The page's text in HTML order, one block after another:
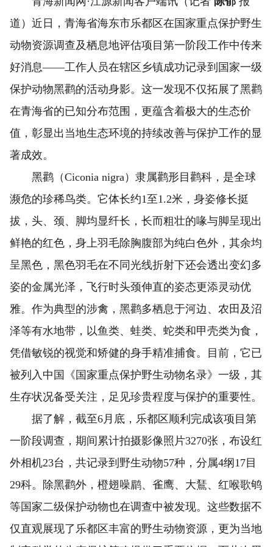
道）近日，青海省海东市乐都区在国家重点保护野生
动物资源调查及栖息地评估项目第一阶段工作中传来
好消息——工作人员在辖区乡镇成功记录到国家一级
保护动物黑鹳的活动身影。这一发现不仅拓展了黑鹳
在青海省的已知分布范围，更蕴含着极大的生态价
值，彰显出当地生态环境的持续改善与保护工作的显
著成效。
黑鹳（Ciconia nigra）隶属鹳形目鹳科，是全球
濒危的珍稀鸟类。它体长约1至1.2米，身姿修长挺
拔，头、颈、脚均显纤长，长而粗壮的喙与脚呈现出
鲜艳的红色，身上羽毛除胸腹部为纯白色外，其余均
呈黑色，黑色羽毛在不同光线折射下还会透出变幻多
姿的金属光泽，飞行时头颈伸直的姿态更添灵动优
雅。作为典型的涉禽，黑鹳多栖息于河边、农田及沼
泽等有水地带，以鱼类、蛙类、蛇类和甲壳类为食，
凭借敏锐的视觉和矫健的身手精准捕食。目前，它已
被列入中国《国家重点保护野生动物名录》一级，其
生存状况备受关注，足见珍贵程度与保护的重要性。
据了解，截至6月底，乐都区顺利完成该项目第
一阶段调查，期间累计拍摄影像照片3270张，布设红
外相机23台，共记录到野生动物57种，分属4纲17目
29科。除黑鹳外，橙翅噪鹛、雀鹰、大鵟、红喉歌鸲
等国家二级保护动物也在调查中被发现。这些数据不
仅直观展现了乐都区丰富的野生动物资源，更为当地